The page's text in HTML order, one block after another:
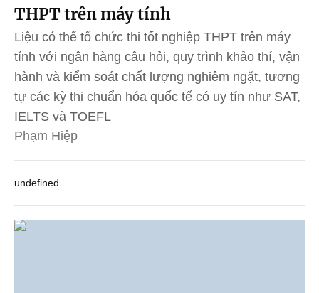
THPT trên máy tính
Liệu có thể tổ chức thi tốt nghiệp THPT trên máy
tính với ngân hàng câu hỏi, quy trình khảo thí, vận
hành và kiểm soát chất lượng nghiêm ngặt, tương
tự các kỳ thi chuẩn hóa quốc tế có uy tín như SAT,
IELTS và TOEFL
Phạm Hiệp
undefined